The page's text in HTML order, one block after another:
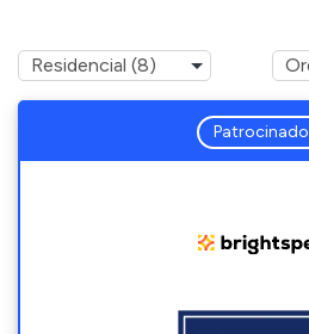
Patrocinado